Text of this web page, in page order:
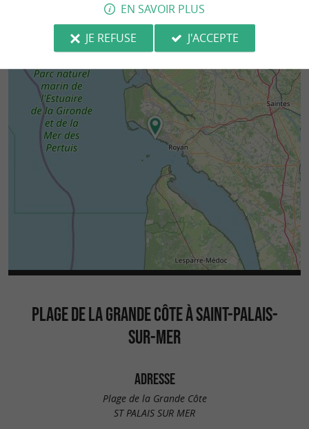
PLAGE DE LA GRANDE CÔTE À SAINT-PALAIS-
SUR-MER
ADRESSE
Plage de la Grande Côte
ST PALAIS SUR MER
EN SAVOIR PLUS
JE REFUSE
J'ACCEPTE